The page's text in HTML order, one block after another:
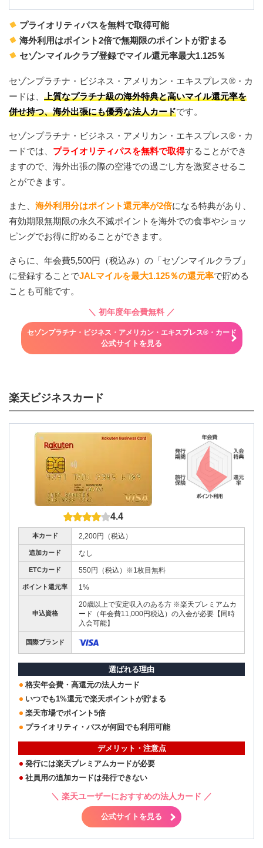
プライオリティパスを無料で取得可能
海外利用はポイント2倍で無期限のポイントが貯まる
セゾンマイルクラブ登録でマイル還元率最大1.125％
セゾンプラチナ・ビジネス・アメリカン・エキスプレス®・カ
ードは、 上質なプラチナ級の海外特典と高いマイル還元率を
併せ持つ、海外出張にも優秀な法人カードです。
セゾンプラチナ・ビジネス・アメリカン・エキスプレス®・カ
ードでは、 プライオリティパスを無料で取得することができ
ますので、海外出張の際の空港での過ごし方を激変させるこ
とができます。
また、 海外利用分はポイント還元率が2倍になる特典があり、
有効期限無期限の永久不滅ポイントを海外での食事やショッ
ピングでお得に貯めることができます。
さらに、年会費5,500円（税込み）の「セゾンマイルクラブ」
に登録することでJALマイルを最大1.125％の還元率で貯める
ことも可能です。
＼ 初年度年会費無料 ／
セゾンプラチナ・ビジネス・アメリカン・エキスプレス®・カード
公式サイトを見る
楽天ビジネスカード
4.4
本カード 2,200円（税込）
追加カード なし
ETCカード 550円（税込）※1枚目無料
ポイント還元率 1%
申込資格
20歳以上で安定収入のある方 ※楽天プレミアムカ
ード（年会費11,000円税込）の入会が必要【同時
入会可能】
国際ブランド
選ばれる理由
格安年会費・高還元の法人カード
いつでも1%還元で楽天ポイントが貯まる
楽天市場でポイント5倍
プライオリティ・パスが何回でも利用可能
デメリット・注意点
発行には楽天プレミアムカードが必要
社員用の追加カードは発行できない
＼ 楽天ユーザーにおすすめの法人カード ／
公式サイトを見る